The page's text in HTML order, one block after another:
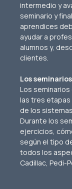
intermedio y
seminario y
aprendices
ayudar a
alumnos y,
clientes.
Los seminarios
Los
las tres etapas
de los
Durante los
ejercicios,
según el tipo
todos los
Cadillac, Pedi-